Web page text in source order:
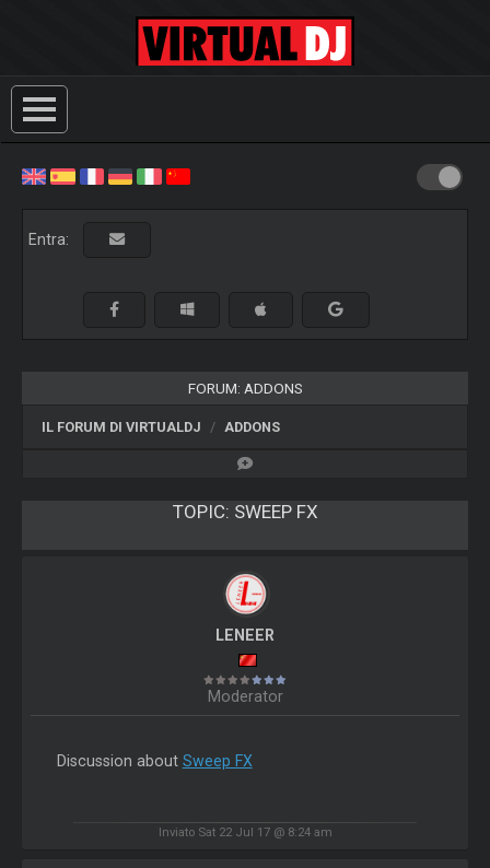
Entra:
FORUM: ADDONS
IL FORUM DI VIRTUALDJ ADDONS
TOPIC: SWEEP FX
LENEER
Moderator
Discussion about Sweep FX
Inviato Sat 22 Jul 17 @ 8:24 am